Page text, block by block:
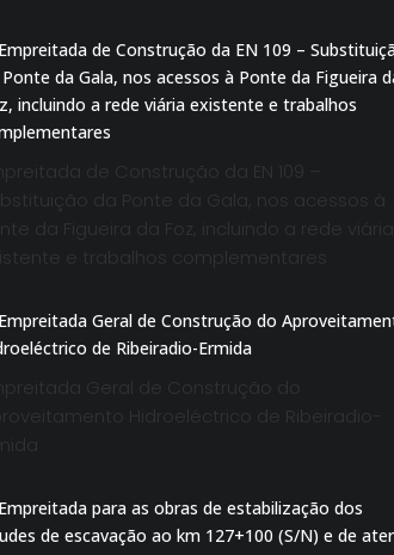
de Construção da EN 109 –
da Ponte da Gala, nos acessos à
da Figueira da Foz, incluindo a rede viária
e trabalhos complementares
Geral de Construção do
Hidroeléctrico de Ribeiradio-